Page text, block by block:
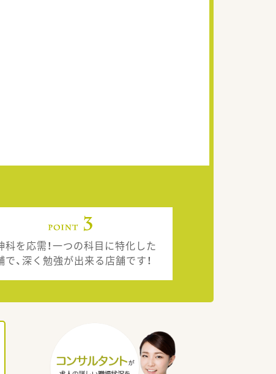
科を応需！一つの科目に特化した
で、深く勉強が出来る店舗です！